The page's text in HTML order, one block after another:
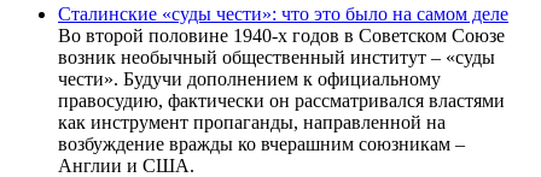
Сталинские «суды чести»: что это было на самом деле
Во второй половине 1940-х годов в Советском Союзе
возник необычный общественный институт – «суды
чести». Будучи дополнением к официальному
правосудию, фактически он рассматривался властями
как инструмент пропаганды, направленной на
возбуждение вражды ко вчерашним союзникам –
Англии и США.